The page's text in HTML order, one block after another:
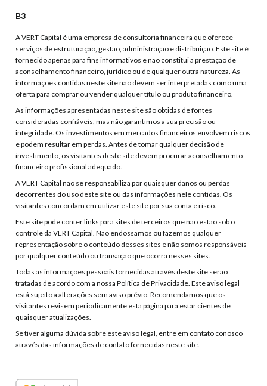
B3
A VERT Capital é uma empresa de consultoria financeira que oferece
serviços de estruturação, gestão, administração e distribuição. Este site é
fornecido apenas para fins informativos e não constitui a prestação de
aconselhamento financeiro, jurídico ou de qualquer outra natureza. As
informações contidas neste site não devem ser interpretadas como uma
oferta para comprar ou vender qualquer título ou produto financeiro.
As informações apresentadas neste site são obtidas de fontes
consideradas confiáveis, mas não garantimos a sua precisão ou
integridade. Os investimentos em mercados financeiros envolvem riscos
e podem resultar em perdas. Antes de tomar qualquer decisão de
investimento, os visitantes deste site devem procurar aconselhamento
financeiro profissional adequado.
A VERT Capital não se responsabiliza por quaisquer danos ou perdas
decorrentes do uso deste site ou das informações nele contidas. Os
visitantes concordam em utilizar este site por sua conta e risco.
Este site pode conter links para sites de terceiros que não estão sob o
controle da VERT Capital. Não endossamos ou fazemos qualquer
representação sobre o conteúdo desses sites e não somos responsáveis
por qualquer conteúdo ou transação que ocorra nesses sites.
Todas as informações pessoais fornecidas através deste site serão
tratadas de acordo com a nossa Política de Privacidade. Este aviso legal
está sujeito a alterações sem aviso prévio. Recomendamos que os
visitantes revisem periodicamente esta página para estar cientes de
quaisquer atualizações.
Se tiver alguma dúvida sobre este aviso legal, entre em contato conosco
através das informações de contato fornecidas neste site.